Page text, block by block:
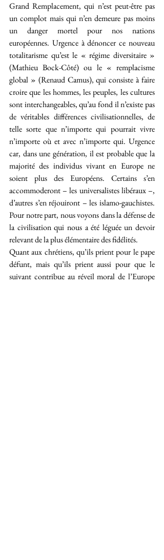
Grand Remplacement, qui n’est peut-être pas
un complot mais qui n’en demeure pas moins
un danger mortel pour nos nations
européennes. Urgence à dénoncer ce nouveau
totalitarisme qu’est le « régime diversitaire »
(Mathieu Bock-Côté) ou le « remplacisme
global » (Renaud Camus), qui consiste à faire
croire que les hommes, les peuples, les cultures
sont interchangeables, qu’au fond il n’existe pas
de véritables différences civilisationnelles, de
telle sorte que n’importe qui pourrait vivre
n’importe où et avec n’importe qui. Urgence
car, dans une génération, il est probable que la
majorité des individus vivant en Europe ne
soient plus des Européens. Certains s’en
accommoderont – les universalistes libéraux –,
d’autres s’en réjouiront – les islamo-gauchistes.
Pour notre part, nous voyons dans la défense de
la civilisation qui nous a été léguée un devoir
relevant de la plus élémentaire des fidélités.
Quant aux chrétiens, qu’ils prient pour le pape
défunt, mais qu’ils prient aussi pour que le
suivant contribue au réveil moral de l’Europe